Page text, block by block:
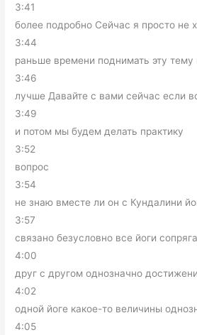
3:41
более подробно Сейчас я просто не
3:44
раньше времени поднимать эту
3:46
лучше Давайте с вами сейчас если
3:49
и потом мы будем делать практику
3:52
вопрос
3:54
не знаю вместе ли он с Кундалини
3:57
связано безусловно все йоги
4:00
друг с другом однозначно
4:02
одной йоге какое-то величины
4:05